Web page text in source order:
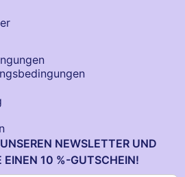
NEWSLETTER UND
EINEN 10 %-GUTSCHEIN!